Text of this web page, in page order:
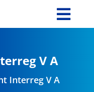
V A
Interreg V A